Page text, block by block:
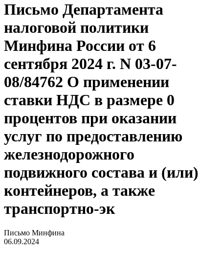
Письмо Департамента
налоговой политики
Минфина России от 6
сентября 2024 г. N 03-07-
08/84762 О применении
ставки НДС в размере 0
процентов при оказании
услуг по предоставлению
железнодорожного
подвижного состава и (или)
контейнеров, а также
транспортно-эк
Письмо Минфина
06.09.2024